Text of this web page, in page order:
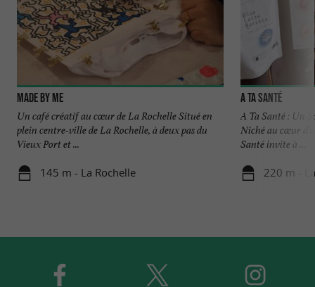
Made by Me
Un café créatif au cœur de La Rochelle Situé en
plein centre-ville de La Rochelle, à deux pas du
Vieux Port et ...
145 m - La Rochelle
A ta Santé
A Ta Santé : Un
Niché au cœur
Santé invite à ...
220 m -